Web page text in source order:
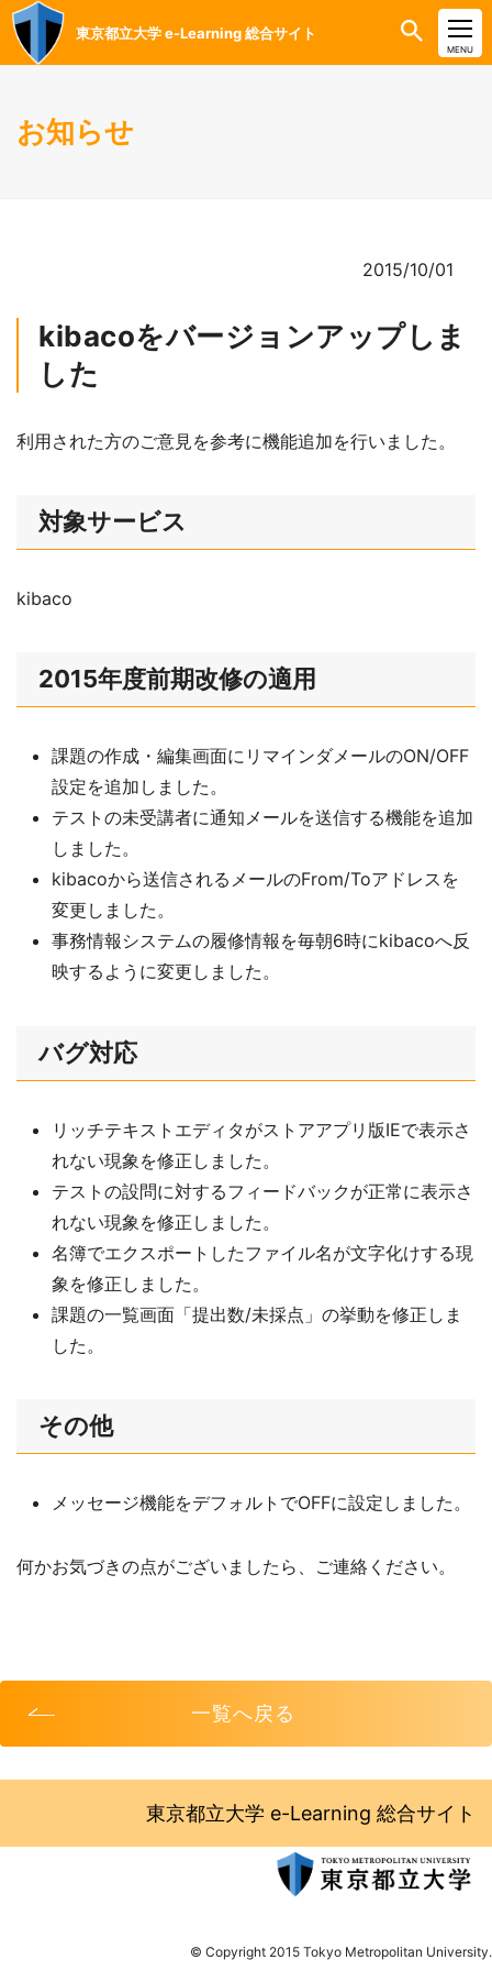
CLOSE
MENU
お知らせ
2015/10/01
kibacoをバージョンアップしま
した
利用された方のご意見を参考に機能追加を行いました。
対象サービス
kibaco
2015年度前期改修の適用
課題の作成・編集画面にリマインダメールのON/OFF
設定を追加しました。
テストの未受講者に通知メールを送信する機能を追加
しました。
kibacoから送信されるメールのFrom/Toアドレスを
変更しました。
事務情報システムの履修情報を毎朝6時にkibacoへ反
映するように変更しました。
バグ対応
リッチテキストエディタがストアアプリ版IEで表示さ
れない現象を修正しました。
テストの設問に対するフィードバックが正常に表示さ
れない現象を修正しました。
名簿でエクスポートしたファイル名が文字化けする現
象を修正しました。
課題の一覧画面「提出数/未採点」の挙動を修正しま
した。
その他
メッセージ機能をデフォルトでOFFに設定しました。
何かお気づきの点がございましたら、ご連絡ください。
一覧へ戻る
東京都立大学 e-Learning 総合サイト
© Copyright 2015 Tokyo Metropolitan University.
東京都立大学 e-Learning 総合サイト